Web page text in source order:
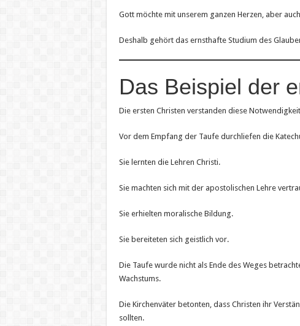
Gott möchte mit unserem ganzen Herzen, aber
Deshalb gehört das ernsthafte Studium des
Das Beispiel der
Die ersten Christen verstanden diese
Vor dem Empfang der Taufe durchliefen die
Sie lernten die Lehren Christi.
Sie machten sich mit der apostolischen Lehre
Sie erhielten moralische Bildung.
Sie bereiteten sich geistlich vor.
Die Taufe wurde nicht als Ende des Weges
Wachstums.
Die Kirchenväter betonten, dass Christen ihr
sollten.